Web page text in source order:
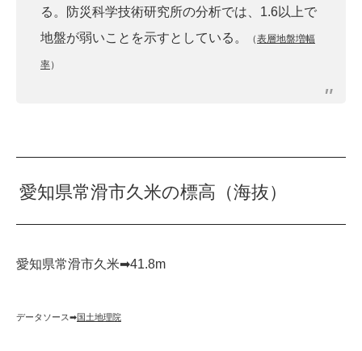
る。防災科学技術研究所の分析では、1.6以上で
地盤が弱いことを示すとしている。
（表層地盤増幅
率）
愛知県常滑市久米の標高（海抜）
愛知県常滑市久米➡︎41.8m
データソース➡︎国土地理院